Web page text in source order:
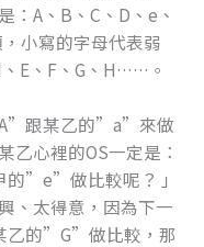
：A、B、C、D、e、
小寫的字母代表弱
E、F、G、H……。
跟某乙的”a”來做
乙心裡的OS一定是：
的”e”做比較呢？ 」
、太得意，因為下一
乙的”G”做比較，那